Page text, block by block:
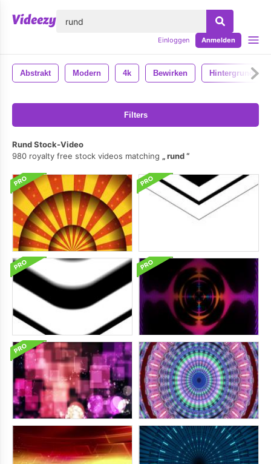
Einloggen Anmelden
Abstrakt Modern 4k Bewirken Hintergrund
Filters
Rund Stock-Video
980 royalty free stock videos matching
rund